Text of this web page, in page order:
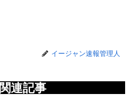
イージャン速報管理人
関連記事